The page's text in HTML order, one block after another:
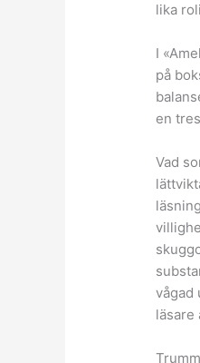
lika
I
på
en
Vad
vågad
läsare